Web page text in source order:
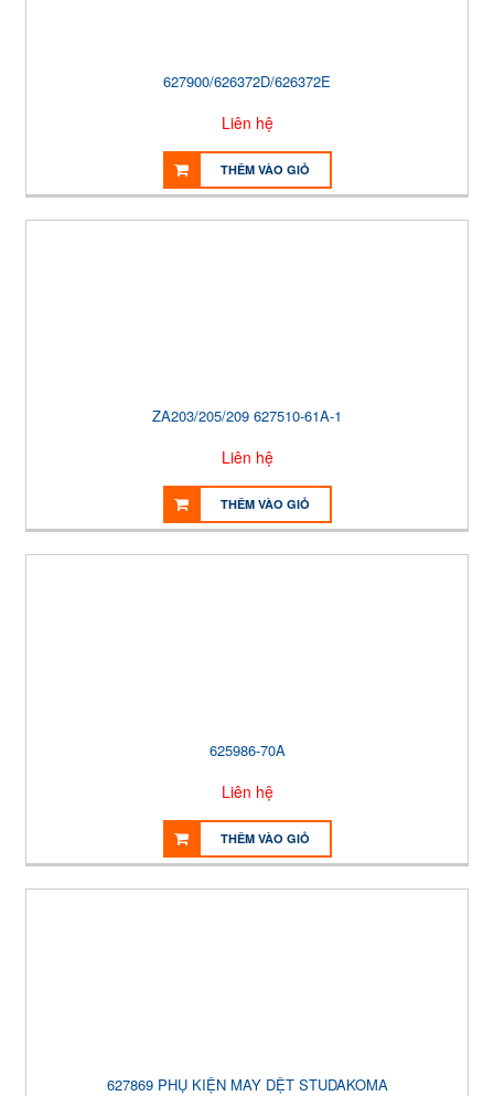
627900/626372D/626372E
Liên hệ
THÊM VÀO GIỎ
ZA203/205/209 627510-61A-1
Liên hệ
THÊM VÀO GIỎ
625986-70A
Liên hệ
THÊM VÀO GIỎ
627869 PHỤ KIỆN MAY DỆT STUDAKOMA